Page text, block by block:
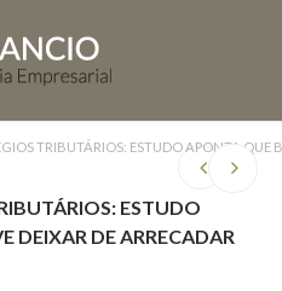
TRIBUTÁRIOS: ESTUDO APONTA
ESTUDO
DEIXAR DE ARRECADAR